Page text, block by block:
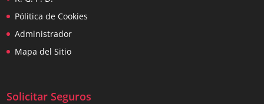
Pólitica de Cookies
Administrador
Mapa del Sitio
Solicitar Seguros